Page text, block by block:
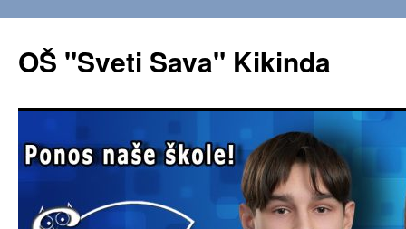
OŠ "Sveti Sava" Kikinda